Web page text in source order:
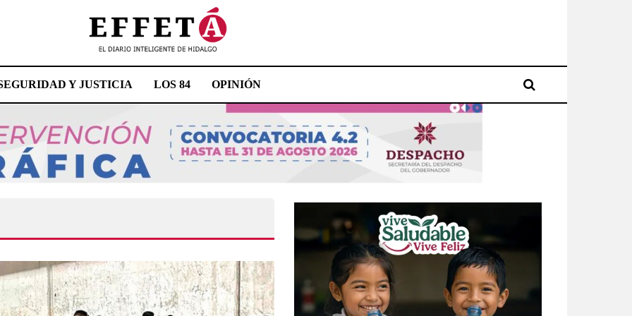
Y JUSTICIA LOS 84 OPINIÓN